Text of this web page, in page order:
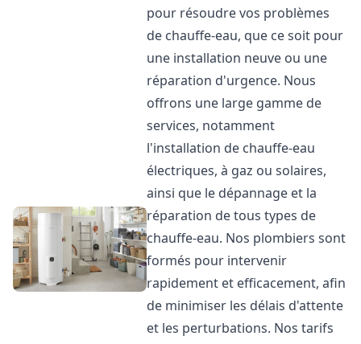
pour résoudre vos problèmes
de chauffe-eau, que ce soit pour
une installation neuve ou une
réparation d'urgence. Nous
offrons une large gamme de
services, notamment
l'installation de chauffe-eau
électriques, à gaz ou solaires,
ainsi que le dépannage et la
réparation de tous types de
chauffe-eau. Nos plombiers sont
formés pour intervenir
rapidement et efficacement, afin
de minimiser les délais d'attente
et les perturbations. Nos tarifs